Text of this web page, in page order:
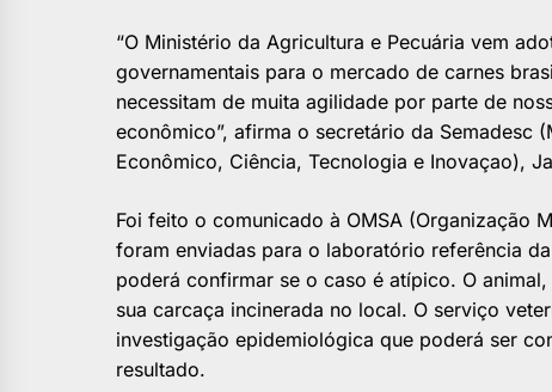
“O Ministério da Agricultura e Pecuária vem
governamentais para o mercado de carnes
necessitam de muita agilidade por parte de
econômico”, afirma o secretário da Semadesc
Econômico, Ciência, Tecnologia e Inovaçao),
Foi feito o comunicado à OMSA (Organização
foram enviadas para o laboratório referência
poderá confirmar se o caso é atípico. O
sua carcaça incinerada no local. O serviço
investigação epidemiológica que poderá ser
resultado.